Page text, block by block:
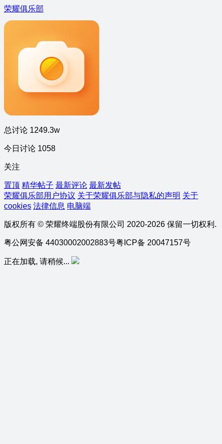
荣耀俱乐部
总讨论 1249.3w
今日讨论 1058
关注
置顶 精华帖子 最新评论 最新发帖
荣耀俱乐部用户协议 关于荣耀俱乐部与隐私的声明 关于
cookies 法律信息 电脑端
版权所有 © 荣耀终端股份有限公司 2020-2026 保留一切权利.
粤公网安备 44030002002883号粤ICP备 20047157号
正在加载, 请稍候...